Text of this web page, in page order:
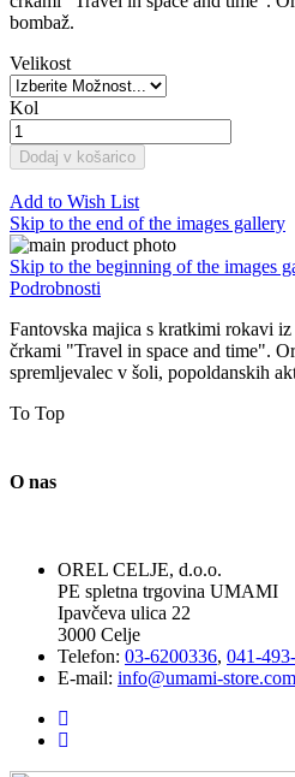
bombaž.
Velikost
Kol
Dodaj v košarico
Add to Wish List
Skip to the end of the images gallery
Skip to the beginning of the images
Podrobnosti
Fantovska majica s kratkimi rokavi
črkami "Travel in space and time".
spremljevalec v šoli, popoldanskih
To Top
O nas
OREL CELJE, d.o.o.
PE spletna trgovina UMAMI
Ipavčeva ulica 22
3000 Celje
Telefon: 03-6200336, 041-
E-mail: info@umami-store.com